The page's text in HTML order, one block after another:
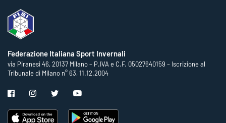
Federazione Italiana Sport Invernali
via Piranesi 46, 20137 Milano – P.IVA e C.F. 05027640159 – Iscrizione al
Tribunale di Milano n° 63, 11.12.2004